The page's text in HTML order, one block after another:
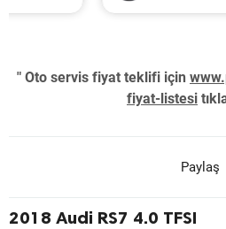
" Oto servis fiyat teklifi için
fiyat-listesi
Paylaş
2018 Audi RS7 4.0 TFSI